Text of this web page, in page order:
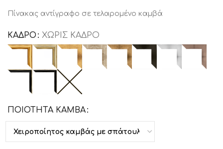
Πίνακας αντίγραφο σε τελαρομένο καμβά
ΚΑΔΡΟ ΧΩΡΊΣ ΚΆΔΡΟ
ΠΟΙΟΤΗΤΑ ΚΑΜΒΑ